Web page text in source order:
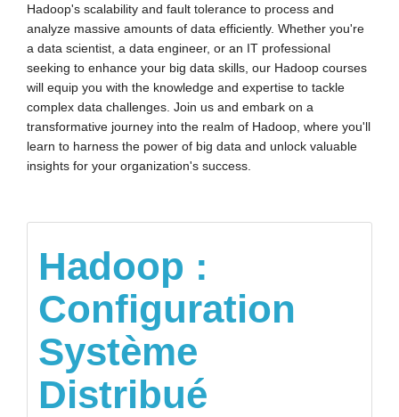
Hadoop's scalability and fault tolerance to process and
analyze massive amounts of data efficiently. Whether you're
a data scientist, a data engineer, or an IT professional
seeking to enhance your big data skills, our Hadoop courses
will equip you with the knowledge and expertise to tackle
complex data challenges. Join us and embark on a
transformative journey into the realm of Hadoop, where you'll
learn to harness the power of big data and unlock valuable
insights for your organization's success.
Hadoop :
Configuration
Système
Distribué